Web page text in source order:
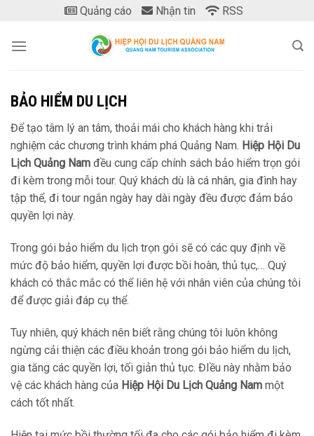
content
Quảng cáo Nhận tin RSS
BẢO HIỂM DU LỊCH
Để tạo tâm lý an tâm, thoải mái cho khách hàng khi trải
nghiệm các chương trình khám phá Quảng Nam. Hiệp Hội Du
Lịch Quảng Nam đều cung cấp chính sách bảo hiểm trọn gói
đi kèm trong mỗi tour. Quý khách dù là cá nhân, gia đình hay
tập thể, đi tour ngắn ngày hay dài ngày đều được đảm bảo
quyền lợi này.
Trong gói bảo hiểm du lịch trọn gói sẽ có các quy định về
mức độ bảo hiểm, quyền lợi được bồi hoàn, thủ tục,… Quý
khách có thắc mắc có thể liên hệ với nhân viên của chúng tôi
để được giải đáp cụ thể.
Tuy nhiên, quý khách nên biết rằng chúng tôi luôn không
ngừng cải thiện các điều khoản trong gói bảo hiểm du lịch,
gia tăng các quyền lợi, tối giản thủ tục. ĐIều này nhằm bảo
vệ các khách hàng của Hiệp Hội Du Lịch Quảng Nam một
cách tốt nhất.